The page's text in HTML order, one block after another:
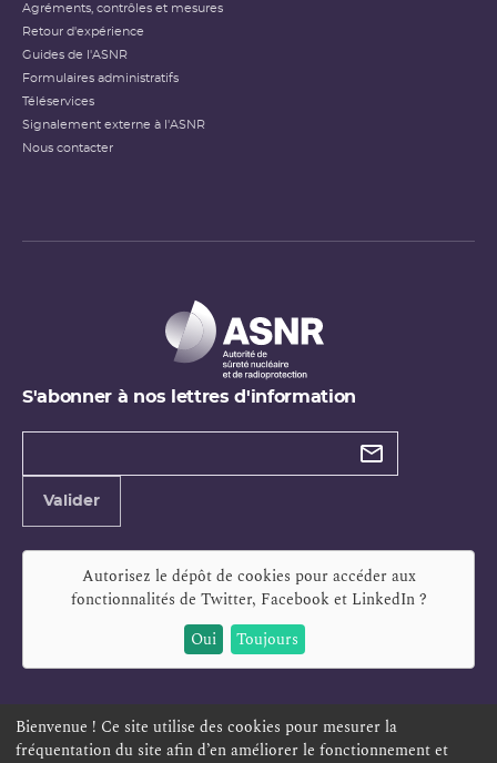
Agréments, contrôles et mesures
Retour d'expérience
Guides de l'ASNR
Formulaires administratifs
Téléservices
Signalement externe à l'ASNR
Nous contacter
S'abonner à nos lettres d'information
Types de
Valider
Autorisez le dépôt de cookies pour accéder aux
fonctionnalités de Twitter, Facebook et LinkedIn?
Oui
Toujours
ESPACE PERSONNEL OFFRES D'EMPLOI SIGNALEMENT
Bienvenue ! Ce site utilise des cookies pour mesurer la
fréquentation du site afin d’en améliorer le fonctionnement et